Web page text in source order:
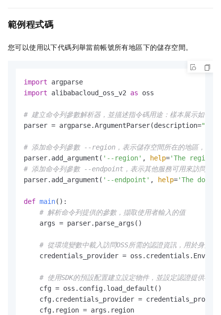
範例程式碼
您可以使用以下代碼列舉當前帳號所有地區下的儲存空間。
import
import alibabacloud_oss_v2 as oss
# 建立命令列參數解析器，並描述指令碼用途：樣本展示如何列
parser = argparse.ArgumentParser(description="list
# 添加命令列參數 --region，表示儲存空間所在的地區，必需
parser.add_argument( '--region' , help='The region
# 添加命令列參數 --endpoint，表示其他服務可用來訪問OSS
parser.add_argument( '--endpoint' , help='The
def main():
# 解析命令列提供的參數，擷取使用者輸入的值
    args = parser.parse_args()
# 從環境變數中載入訪問OSS所需的認證資訊，用於身分識
credentials_provider =
# 使用SDK的預設配置建立設定物件，並設定認證提供者
    cfg = oss.config.load_default()
cfg.credentials_provider =
    cfg.region = args.region